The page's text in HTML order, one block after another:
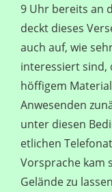
9 Uhr bereits an
deckt dieses
auch auf, wie
interessiert sind,
höffigem
Anwesenden
unter diesen
etlichen
Vorsprache kam
Gelände zu